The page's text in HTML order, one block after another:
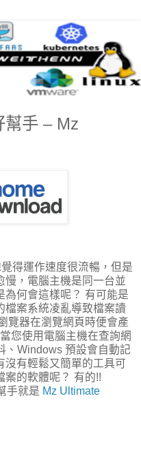
幫手 – Mz
得運作速度很流暢，但是
慢，電腦主機是同一台並
為何會這樣呢？ 有可能是
檔案系統凌亂導致檔案讀
覽器在瀏覽網頁時便會產
當您使用電腦主機在查詢網
、Windows 預設會自動記
有輕鬆又簡單的工具可
案的軟體呢？ 有的!!
手就是 Mz Ultimate